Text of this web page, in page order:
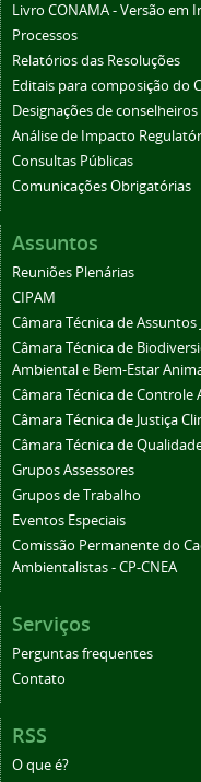
Livro CONAMA - Versão em
Processos
Relatórios das Resoluções
Editais para composição do
Designações de conselheiros
Análise de Impacto
Consultas Públicas
Comunicações Obrigatórias
Assuntos
Reuniões Plenárias
CIPAM
Câmara Técnica de Assuntos
Câmara Técnica de
Ambiental e Bem-Estar
Câmara Técnica de
Câmara Técnica de Justiça
Câmara Técnica de
Grupos Assessores
Grupos de Trabalho
Eventos Especiais
Comissão Permanente do
Ambientalistas - CP-CNEA
Serviços
Perguntas frequentes
Contato
RSS
O que é?